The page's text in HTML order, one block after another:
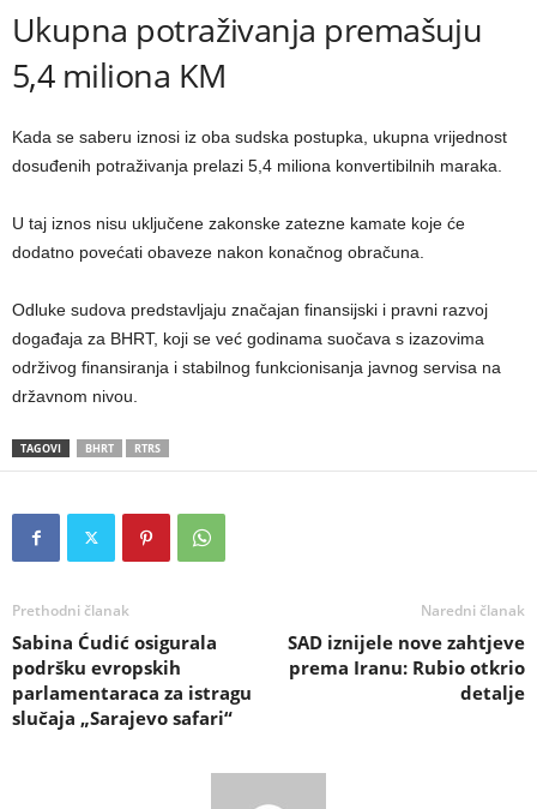
Ukupna potraživanja premašuju
5,4 miliona KM
Kada se saberu iznosi iz oba sudska postupka, ukupna vrijednost
dosuđenih potraživanja prelazi 5,4 miliona konvertibilnih maraka.
U taj iznos nisu uključene zakonske zatezne kamate koje će
dodatno povećati obaveze nakon konačnog obračuna.
Odluke sudova predstavljaju značajan finansijski i pravni razvoj
događaja za BHRT, koji se već godinama suočava s izazovima
održivog finansiranja i stabilnog funkcionisanja javnog servisa na
državnom nivou.
TAGOVI BHRT RTRS
Prethodni članak
Sabina Ćudić osigurala
podršku evropskih
parlamentaraca za istragu
slučaja „Sarajevo safari“
Naredni članak
SAD iznijele nove zahtjeve
prema Iranu: Rubio otkrio
detalje